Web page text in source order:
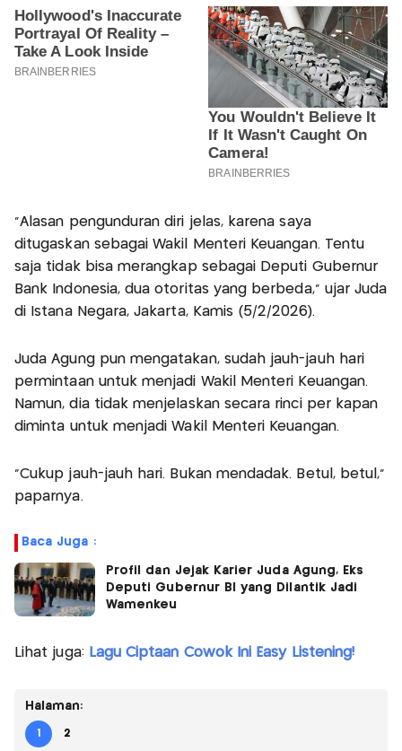
"Alasan pengunduran diri jelas, karena saya
ditugaskan sebagai Wakil Menteri Keuangan. Tentu
saja tidak bisa merangkap sebagai Deputi Gubernur
Bank Indonesia, dua otoritas yang berbeda," ujar Juda
di Istana Negara, Jakarta, Kamis (5/2/2026).
Juda Agung pun mengatakan, sudah jauh-jauh hari
permintaan untuk menjadi Wakil Menteri Keuangan.
Namun, dia tidak menjelaskan secara rinci per kapan
diminta untuk menjadi Wakil Menteri Keuangan.
"Cukup jauh-jauh hari. Bukan mendadak. Betul, betul,"
paparnya.
Baca Juga :
Profil dan Jejak Karier Juda Agung, Eks
Deputi Gubernur BI yang Dilantik Jadi
Wamenkeu
Lihat juga: Lagu Ciptaan Cowok Ini Easy Listening!
Halaman:
1 2